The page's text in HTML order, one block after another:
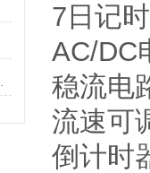
7日记
AC/DC
稳流电
流速可
倒计时